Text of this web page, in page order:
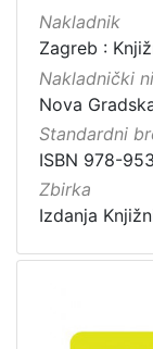
Nakladnik
Zagreb :
Nakladnički
Nova
Standardni
ISBN 978-
Zbirka
Izdanja